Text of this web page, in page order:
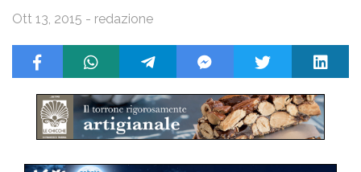
Ott 13, 2015 - redazione